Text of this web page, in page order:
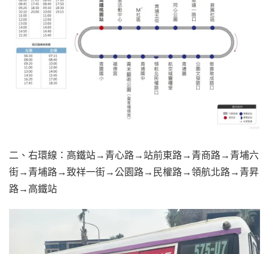
二、右環線：高鐵站→青心路→站前東路→青商路→青埔六
街→青埔路→致祥一街→公園路→民權路→領航北路→青昇
路→高鐵站